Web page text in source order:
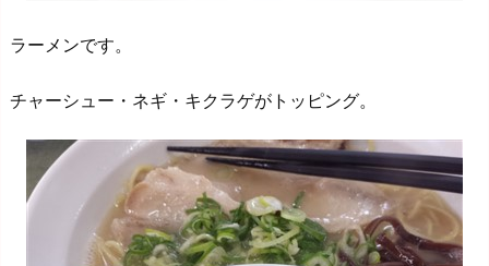
ラーメンです。
チャーシュー・ネギ・キクラゲがトッピング。